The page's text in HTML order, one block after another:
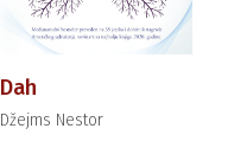
Dah
Džejms Nestor